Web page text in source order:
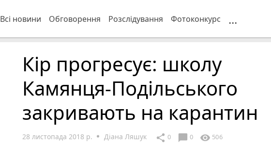
Всі новини Обговорення Розслідування Фотоконкурс ...
Кір прогресує: школу
Камянця-Подільського
закривають на карантин
28 листопада 2018 р. Діана Ляшук share 0 chat_bubble 0 visibility 506